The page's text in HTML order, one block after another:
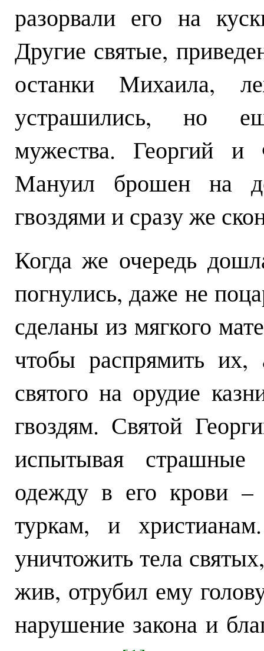
разорвали его на
Другие святые,
останки Михаила,
устрашились, но
мужества. Георгий
Мануил брошен на
гвоздями и сразу же
Когда же очередь
погнулись, даже не
сделаны из мягкого
чтобы распрямить их,
святого на орудие
гвоздям. Святой
испытывая
одежду в его крови –
туркам, и
уничтожить тела
жив, отрубил ему
нарушение закона и